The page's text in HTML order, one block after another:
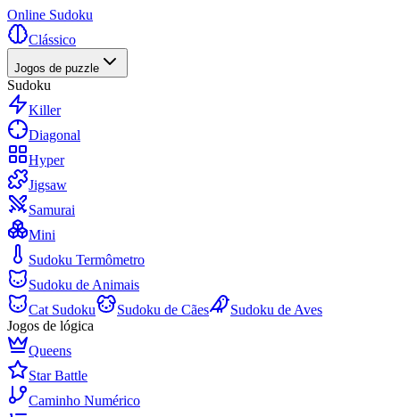
Online Sudoku
Clássico
Jogos de puzzle
Sudoku
Killer
Diagonal
Hyper
Jigsaw
Samurai
Mini
Sudoku Termômetro
Sudoku de Animais
Cat Sudoku
Sudoku de Cães
Sudoku de Aves
Jogos de lógica
Queens
Star Battle
Caminho Numérico